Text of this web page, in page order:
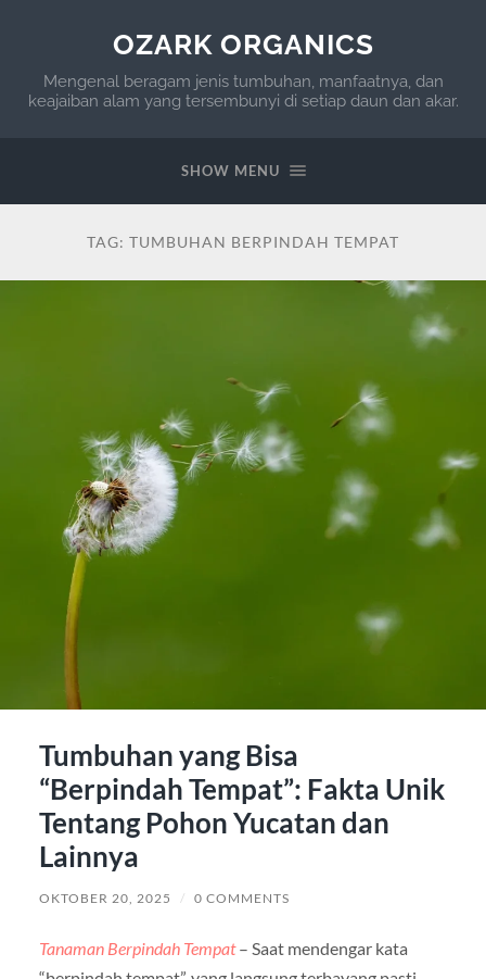
OZARK ORGANICS
Mengenal beragam jenis tumbuhan, manfaatnya, dan
keajaiban alam yang tersembunyi di setiap daun dan akar.
SHOW MENU
TAG: TUMBUHAN BERPINDAH TEMPAT
Tumbuhan yang Bisa
“Berpindah Tempat”: Fakta Unik
Tentang Pohon Yucatan dan
Lainnya
OKTOBER 20, 2025 / 0 COMMENTS
Tanaman Berpindah Tempat – Saat mendengar kata